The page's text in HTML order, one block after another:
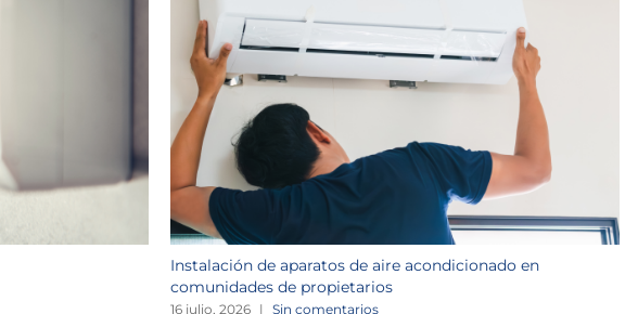
Instalación de aparatos de aire acondicionado en
comunidades de propietarios
16 julio, 2026 | Sin comentarios